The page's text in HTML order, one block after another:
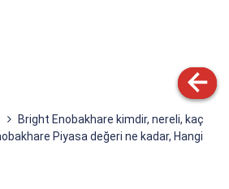
Bright Enobakhare kimdir, nereli, kaç
Piyasa değeri ne kadar, Hangi